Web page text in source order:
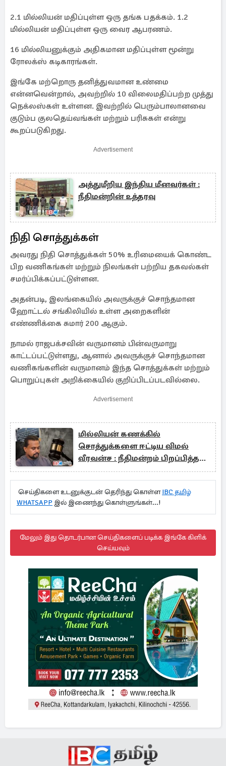
2.1 மில்லியன் மதிப்புள்ள ஒரு தங்க பதக்கம். 1.2
மில்லியன் மதிப்புள்ள ஒரு வைர ஆபரணம்.
16 மில்லியனுக்கும் அதிகமான மதிப்புள்ள மூன்று
ரோலக்ஸ் கடிகாரங்கள்.
இங்கே மற்றொரு தனித்துவமான உண்மை
என்னவென்றால், அவற்றில் 10 விலைமதிப்பற்ற முத்து
நெக்லஸ்கள் உள்ளன. இவற்றில் பெரும்பாலானவை
குடும்ப குலதெய்வங்கள் மற்றும் பரிசுகள் என்று
கூறப்படுகிறது.
Advertisement
அத்துமீறிய இந்திய மீனவர்கள் :
நீதிமன்றின் உத்தரவு
நிதி சொத்துக்கள்
அவரது நிதி சொத்துக்கள் 50% உரிமையைக் கொண்ட
பிற வணிகங்கள் மற்றும் நிலங்கள் பற்றிய தகவல்கள்
சமர்ப்பிக்கப்பட்டுள்ளன.
அதன்படி, இலங்கையில் அவருக்குச் சொந்தமான
ஹோட்டல் சங்கிலியில் உள்ள அறைகளின்
எண்ணிக்கை சுமார் 200 ஆகும்.
நாமல் ராஜபக்சவின் வருமானம் பின்வருமாறு
காட்டப்பட்டுள்ளது, ஆனால் அவருக்குச் சொந்தமான
வணிகங்களின் வருமானம் இந்த சொத்துக்கள் மற்றும்
பொறுப்புகள் அறிக்கையில் குறிப்பிடப்படவில்லை.
Advertisement
மில்லியன் கணக்கில்
சொத்துக்களை ஈட்டிய விமல்
வீரவன்ச : நீதிமன்றம் பிறப்பித்த
உத்தரவு
செய்திகளை உடனுக்குடன் தெரிந்து கொள்ளIBC தமிழ்
WHATSAPP இல் இணைந்து கொள்ளுங்கள்...!
மேலும் இது தொடர்பான செய்திகளைப் படிக்க இங்கே கிளிக்
செய்யவும்